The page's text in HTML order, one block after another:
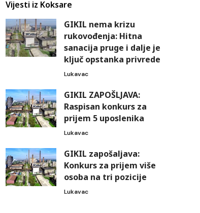
Vijesti iz Koksare
GIKIL nema krizu
rukovođenja: Hitna
sanacija pruge i dalje je
ključ opstanka privrede
Lukavac
GIKIL ZAPOŠLJAVA:
Raspisan konkurs za
prijem 5 uposlenika
Lukavac
GIKIL zapošaljava:
Konkurs za prijem više
osoba na tri pozicije
Lukavac